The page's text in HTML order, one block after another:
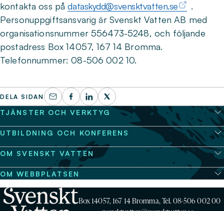
kontakta oss pådataskydd@svensktvatten.se
.
Personuppgiftsansvarig är Svenskt Vatten AB med
organisationsnummer 556473-5248, och följande
postadress Box 14057, 167 14 Bromma.
Telefonnummer: 08-506 002 10.
DELA SIDAN
TJÄNSTER OCH VERKTYG
UTBILDNING OCH KONFERENS
OM SVENSKT VATTEN
OM WEBBPLATSEN
Box 14057, 167 14 Bromma, Tel. 08-506 002 00